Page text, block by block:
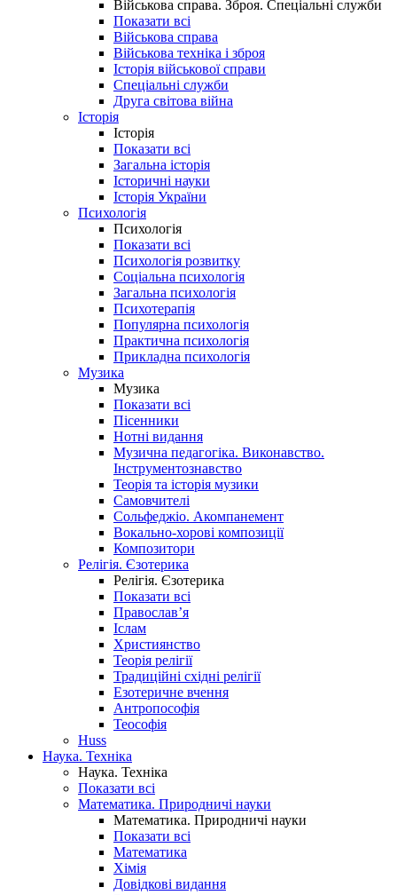
Військова справа. Зброя. Спеціальні служби
Показати всі
Військова справа
Військова техніка і зброя
Історія військової справи
Спеціальні служби
Друга світова війна
Історія
Історія
Показати всі
Загальна історія
Історичні науки
Історія України
Психологія
Психологія
Показати всі
Психологія розвитку
Соціальна психологія
Загальна психологія
Психотерапія
Популярна психологія
Практична психологія
Прикладна психологія
Музика
Музика
Показати всі
Пісенники
Нотні видання
Музична педагогіка. Виконавство.
Інструментознавство
Теорія та історія музики
Самовчителі
Сольфеджіо. Акомпанемент
Вокально-хорові композиції
Композитори
Релігія. Єзотерика
Релігія. Єзотерика
Показати всі
Православ’я
Іслам
Християнство
Теорія релігії
Традиційні східні релігії
Езотеричне вчення
Антропософія
Теософія
Huss
Наука. Техніка
Наука. Техніка
Показати всі
Математика. Природничі науки
Математика. Природничі науки
Показати всі
Математика
Хімія
Довідкові видання